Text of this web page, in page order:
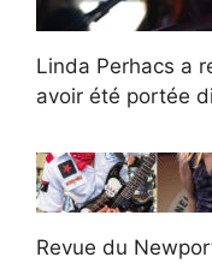
Linda Perhacs a
avoir été portée
Revue du